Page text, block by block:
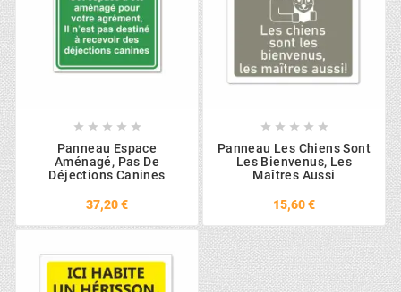
    
Panneau Espace
Aménagé, Pas De
Déjections Canines
37,20 €
    
Panneau Les Chiens Sont
Les Bienvenus, Les
Maîtres Aussi
15,60 €